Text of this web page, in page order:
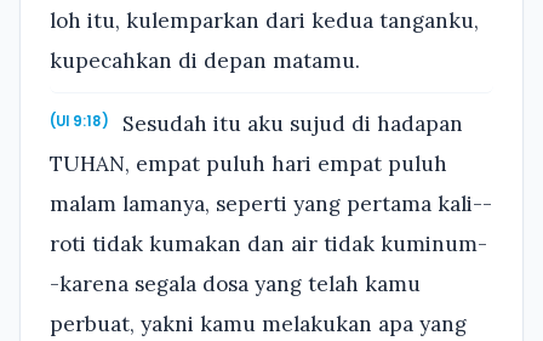
loh itu, kulemparkan dari kedua tanganku,
kupecahkan di depan matamu.
(Ul 9:18)
Sesudah itu aku sujud di hadapan
TUHAN, empat puluh hari empat puluh
malam lamanya, seperti yang pertama kali--
roti tidak kumakan dan air tidak kuminum-
-karena segala dosa yang telah kamu
perbuat, yakni kamu melakukan apa yang